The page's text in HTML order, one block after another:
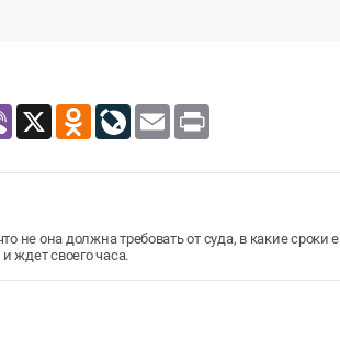
Viber X Odnoklassniki
LiveJournal
Email
не она должна требовать от суда, в какие сроки
ждет своего часа.